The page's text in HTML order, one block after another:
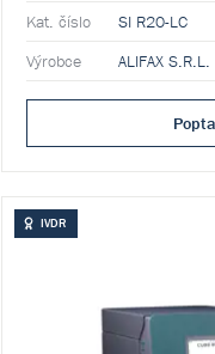
činidel. První výsledek je k
minut.
Kat. číslo
SI R20-LC
Výrobce
ALIFAX S.R.L.
IVDR